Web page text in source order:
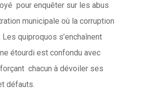
pour enquêter sur les abus
municipale où la corruption
quiproquos s’enchaînent
étourdi est confondu avec
forçant chacun à dévoiler ses
défauts.